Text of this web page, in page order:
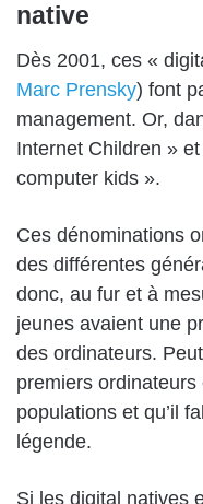
native
Dès 2001, ces «
Marc Prensky) font
management. Or,
Internet Children »
computer kids ».
Ces dénominations
des différentes
donc, au fur et à
jeunes avaient une
des ordinateurs.
premiers
populations et qu’il
légende.
Si les digital natives